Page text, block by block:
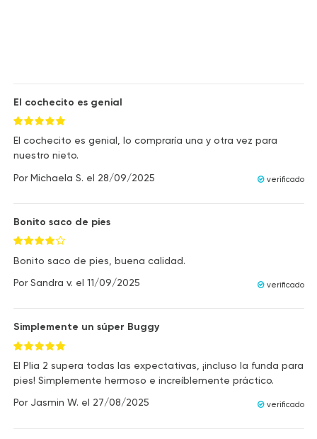
El cochecito es genial
El cochecito es genial, lo compraría una y otra vez para
nuestro nieto.
PorMichaela S. el 28/09/2025 verificado
Bonito saco de pies
Bonito saco de pies, buena calidad.
PorSandra v. el 11/09/2025 verificado
Simplemente un súper Buggy
El Plia 2 supera todas las expectativas, ¡incluso la funda para
pies! Simplemente hermoso e increíblemente práctico.
Por Jasmin W. el 27/08/2025 verificado